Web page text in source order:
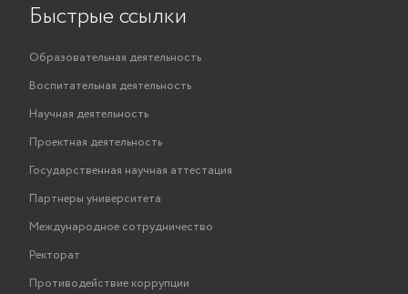
Быстрые ссылки
Образовательная деятельность
Воспитательная деятельность
Научная деятельность
Проектная деятельность
Государственная научная аттестация
Партнеры университета
Международное сотрудничество
Ректорат
Противодействие коррупции